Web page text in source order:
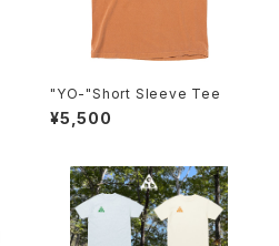
"YO-"Short Sleeve Tee
¥5,500